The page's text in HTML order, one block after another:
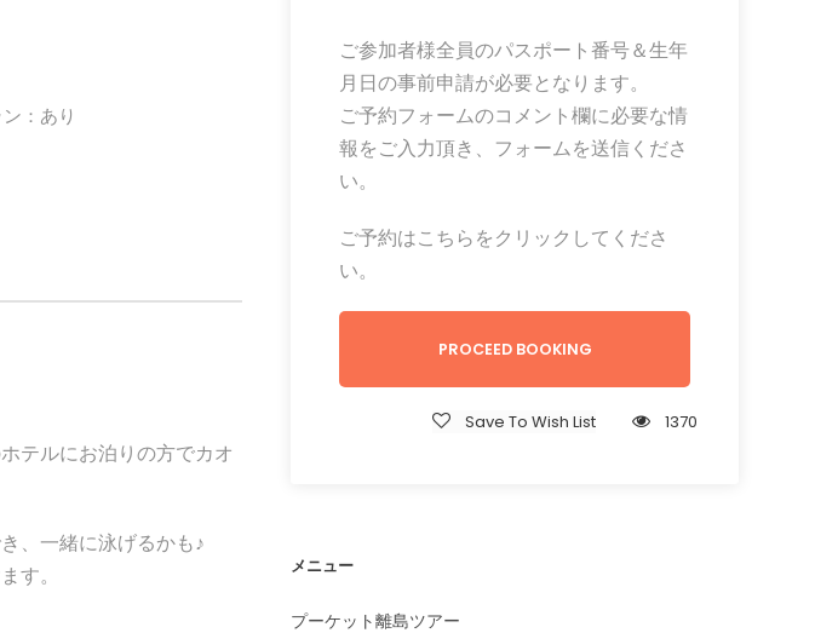
ご参加者様全員のパスポート番号＆生年
月日の事前申請が必要となります。
ご予約フォームのコメント欄に必要な情
報をご入力頂き、フォームを送信くださ
い。
ご予約はこちらをクリックしてくださ
い。
PROCEED BOOKING
Save To Wish List 1370
メニュー
プーケット離島ツアー
：あり
テルにお泊りの方でカオ
、一緒に泳げるかも♪
す。